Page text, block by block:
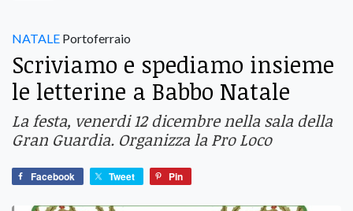
NATALE Portoferraio
Scriviamo e spediamo insieme
le letterine a Babbo Natale
La festa, venerdi 12 dicembre nella sala della
Gran Guardia. Organizza la Pro Loco
Facebook Tweet Pin